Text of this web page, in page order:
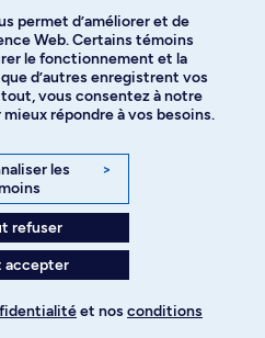
Instagram
YouTube
permet d’améliorer et de
Web. Certains témoins
le fonctionnement et la
d’autres enregistrent vos
vous consentez à notre
répondre à vos besoins.
les
>
refuser
accepter
et nos conditions